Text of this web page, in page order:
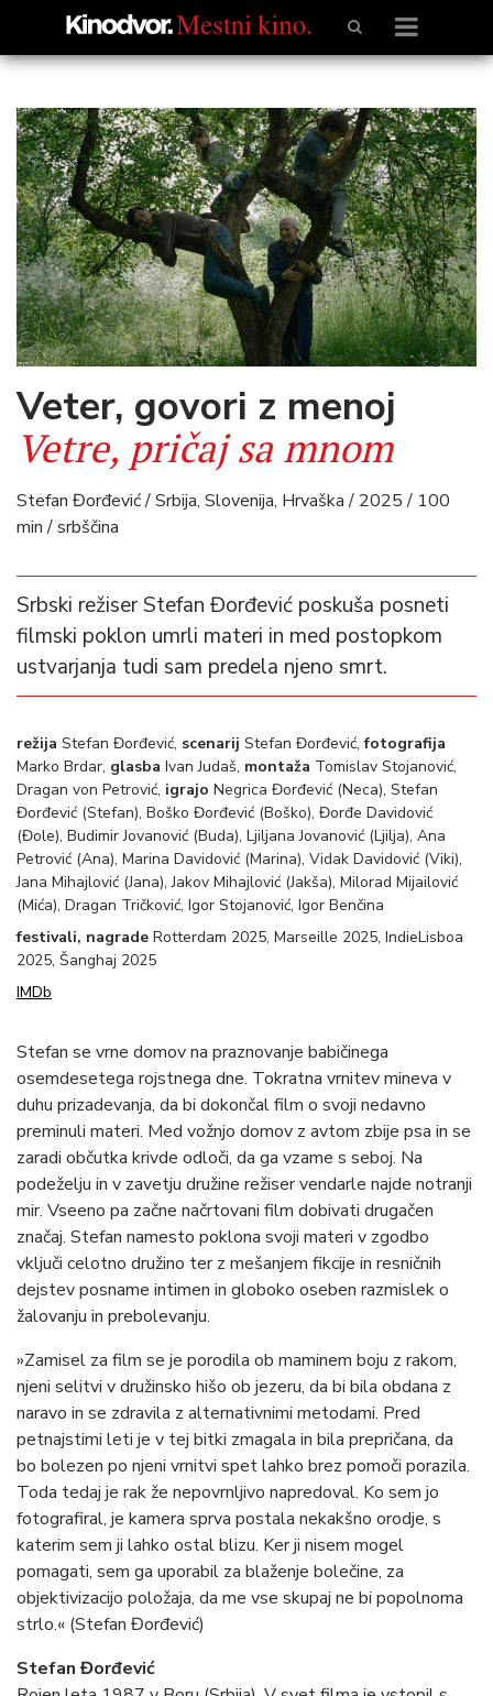
Veter, govori z menoj
Vetre, pričaj sa mnom
Stefan Đorđević / Srbija, Slovenija, Hrvaška / 2025 / 100
min / srbščina
Srbski režiser Stefan Đorđević poskuša posneti
filmski poklon umrli materi in med postopkom
ustvarjanja tudi sam predela njeno smrt.
režija Stefan Đorđević, scenarij Stefan Đorđević,fotografija
Marko Brdar, glasba Ivan Judaš, montaža Tomislav Stojanović,
Dragan von Petrović, igrajo Negrica Đorđević (Neca), Stefan
Đorđević (Stefan), Boško Đorđević (Boško), Đorđe Davidović
(Đole), Budimir Jovanović (Buda), Ljiljana Jovanović (Ljilja), Ana
Petrović (Ana), Marina Davidović (Marina), Vidak Davidović (Viki),
Jana Mihajlović (Jana), Jakov Mihajlović (Jakša), Milorad Mijailović
(Mića), Dragan Tričković, Igor Stojanović, Igor Benčina
festivali, nagrade Rotterdam 2025, Marseille 2025, IndieLisboa
2025, Šanghaj 2025
IMDb
Stefan se vrne domov na praznovanje babičinega
osemdesetega rojstnega dne. Tokratna vrnitev mineva v
duhu prizadevanja, da bi dokončal film o svoji nedavno
preminuli materi. Med vožnjo domov z avtom zbije psa in se
zaradi občutka krivde odloči, da ga vzame s seboj. Na
podeželju in v zavetju družine režiser vendarle najde notranji
mir. Vseeno pa začne načrtovani film dobivati drugačen
značaj. Stefan namesto poklona svoji materi v zgodbo
vključi celotno družino ter z mešanjem fikcije in resničnih
dejstev posname intimen in globoko oseben razmislek o
žalovanju in prebolevanju.
»Zamisel za film se je porodila ob maminem boju z rakom,
njeni selitvi v družinsko hišo ob jezeru, da bi bila obdana z
naravo in se zdravila z alternativnimi metodami. Pred
petnajstimi leti je v tej bitki zmagala in bila prepričana, da
bo bolezen po njeni vrnitvi spet lahko brez pomoči porazila.
Toda tedaj je rak že nepovrnljivo napredoval. Ko sem jo
fotografiral, je kamera sprva postala nekakšno orodje, s
katerim sem ji lahko ostal blizu. Ker ji nisem mogel
pomagati, sem ga uporabil za blaženje bolečine, za
objektivizacijo položaja, da me vse skupaj ne bi popolnoma
strlo.« (Stefan Đorđević)
Stefan Đorđević